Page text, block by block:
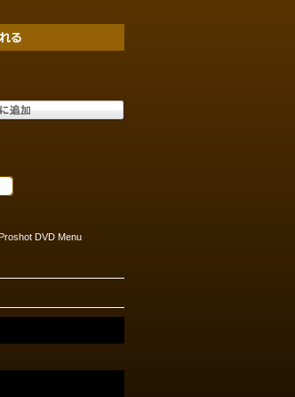
DVD Menu